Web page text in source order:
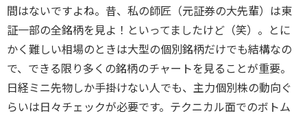
間はないですよね。昔、私の師匠（元証券の大先輩）は東
証一部の全銘柄を見よ！といってましたけど（笑）。とに
かく難しい相場のときは大型の個別銘柄だけでも結構なの
で、できる限り多くの銘柄のチャートを見ることが重要。
日経ミニ先物しか手掛けない人でも、主力個別株の動向ぐ
らいは日々チェックが必要です。テクニカル面でのボトム